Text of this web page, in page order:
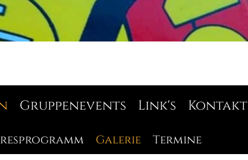
Gruppenevents Link's Kontakt
Galerie Termine